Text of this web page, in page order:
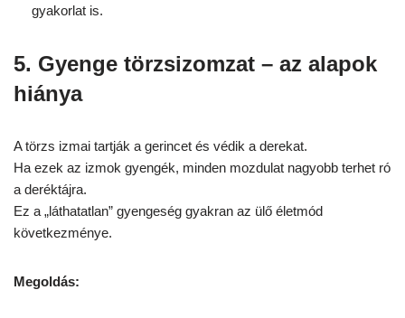
gyakorlat is.
5. Gyenge törzsizomzat – az alapok
hiánya
A törzs izmai tartják a gerincet és védik a derekat.
Ha ezek az izmok gyengék, minden mozdulat nagyobb terhet ró
a deréktájra.
Ez a „láthatatlan” gyengeség gyakran az ülő életmód
következménye.
Megoldás: